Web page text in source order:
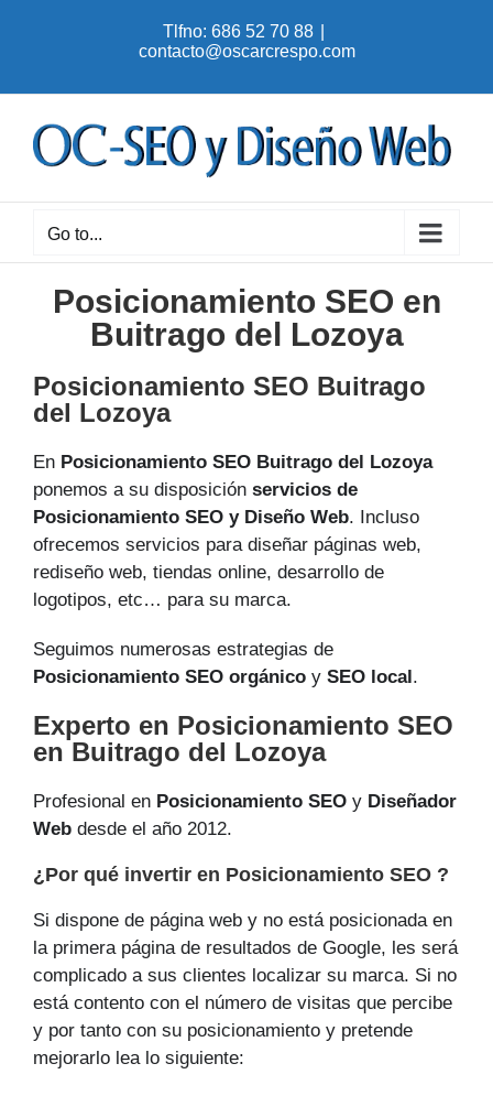
Tlfno: 686 52 70 88
contacto@oscarcrespo.com
Go to...
Posicionamiento SEO en
Buitrago del Lozoya
Posicionamiento SEO Buitrago
del Lozoya
En Posicionamiento SEO Buitrago del Lozoya
ponemos a su disposición servicios de
Posicionamiento SEO y Diseño Web. Incluso
ofrecemos servicios para diseñar páginas web,
rediseño web, tiendas online, desarrollo de
logotipos, etc… para su marca.
Seguimos numerosas estrategias de
Posicionamiento SEO orgánico y SEO local .
Experto en Posicionamiento SEO
en Buitrago del Lozoya
Profesional en Posicionamiento SEO y Diseñador
Web desde el año 2012.
¿Por qué invertir en Posicionamiento SEO ?
Si dispone de página web y no está posicionada en
la primera página de resultados de Google, les será
complicado a sus clientes localizar su marca. Si no
está contento con el número de visitas que percibe
y por tanto con su posicionamiento y pretende
mejorarlo lea lo siguiente: